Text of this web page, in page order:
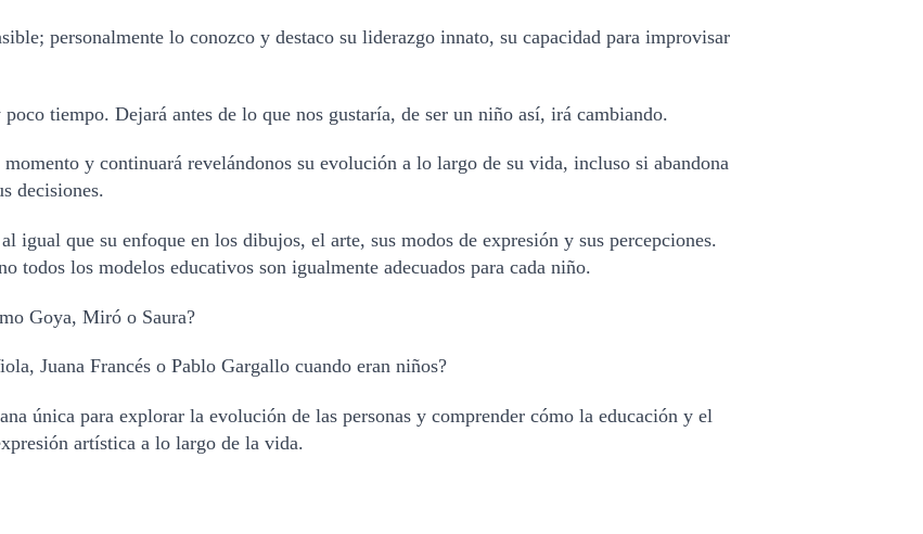
personalmente lo conozco y destaco su liderazgo innato, su capacidad para improvisar
tiempo. Dejará antes de lo que nos gustaría, de ser un niño así, irá cambiando.
y continuará revelándonos su evolución a lo largo de su vida, incluso si abandona
decisiones.
igual que su enfoque en los dibujos, el arte, sus modos de expresión y sus percepciones.
todos los modelos educativos son igualmente adecuados para cada niño.
Goya, Miró o Saura?
Juana Francés o Pablo Gargallo cuando eran niños?
única para explorar la evolución de las personas y comprender cómo la educación y el
artística a lo largo de la vida.